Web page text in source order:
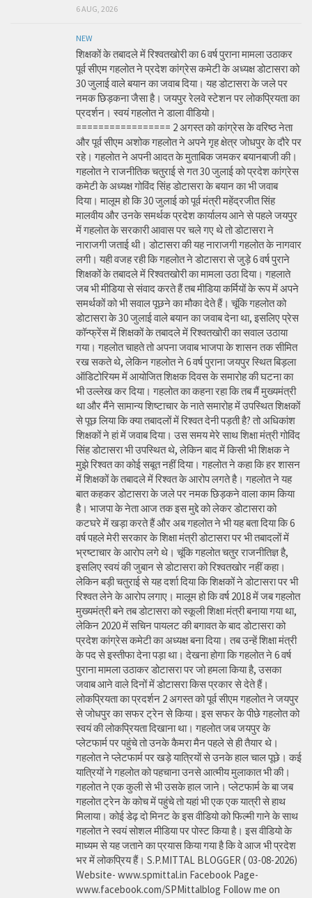
6 AUG, 2026
NEW
शिक्षकों के तबादले में रिश्वतखोरी का 6 वर्ष पुराना मामला उठाकर
पूर्व सीएम गहलोत ने प्रदेश कांग्रेस कमेटी के अध्यक्ष डोटासरा को
30 जुलाई वाले बयान का जवाब दिया। यह डोटासरा के जले पर
नमक छिड़कना जैसा है। जयपुर रेलवे स्टेशन पर लोकप्रियता का
प्रदर्शन। स्वयं गहलोत ने डाला वीडियो।
================= 2 अगस्त को कांग्रेस के वरिष्ठ नेता
और पूर्व सीएम अशोक गहलोत ने अपने गृह क्षेत्र जोधपुर के दौरे पर
रहे। गहलोत ने अपनी आदत के मुताबिक जमकर बयानबाजी की।
गहलोत ने राजनीतिक चतुराई से गत 30 जुलाई को प्रदेश कांग्रेस
कमेटी के अध्यक्ष गोविंद सिंह डोटासरा के बयान का भी जवाब
दिया। मालूम हो कि 30 जुलाई को पूर्व मंत्री महेंद्रजीत सिंह
मालवीय और उनके समर्थक प्रदेश कार्यालय आने से पहले जयपुर
में गहलोत के सरकारी आवास पर चले गए थे तो डोटासरा ने
नाराजगी जताई थी। डोटासरा की यह नाराजगी गहलोत के नागवार
लगी। यही वजह रही कि गहलोत ने डोटासरा से जुड़े 6 वर्ष पुराने
शिक्षकों के तबादले में रिश्वतखोरी का मामला उठा दिया। गहलाते
जब भी मीडिया से संवाद करते हैं तब मीडिया कर्मियों के रूप में अपने
समर्थकों को भी सवाल पूछने का मौका देते हैं। चूंकि गहलोत को
डोटासरा के 30 जुलाई वाले बयान का जवाब देना था, इसलिए प्रेस
कॉन्फ्रेंस में शिक्षकों के तबादले में रिश्वतखोरी का सवाल उठाया
गया। गहलोत चाहते तो अपना जवाब भाजपा के शासन तक सीमित
रख सकते थे, लेकिन गहलोत ने 6 वर्ष पुराना जयपुर स्थित बिड़ला
ऑडिटोरियम में आयोजित शिक्षक दिवस के समारोह की घटना का
भी उल्लेख कर दिया। गहलोत का कहना रहा कि तब मैं मुख्यमंत्री
था और मैंने सामान्य शिष्टाचार के नाते समारोह में उपस्थित शिक्षकों
से पूछ लिया कि क्या तबादलों में रिश्वत देनी पड़ती है? तो अधिकांश
शिक्षकों ने हां में जवाब दिया। उस समय मेरे साथ शिक्षा मंत्री गोविंद
सिंह डोटासरा भी उपस्थित थे, लेकिन बाद में किसी भी शिक्षक ने
मुझे रिश्वत का कोई सबूत नहीं दिया। गहलोत ने कहा कि हर शासन
में शिक्षकों के तबादले में रिश्वत के आरोप लगते है। गहलोत ने यह
बात कहकर डोटासरा के जले पर नमक छिड़कने वाला काम किया
है। भाजपा के नेता आज तक इस मुद्दे को लेकर डोटासरा को
कटघरे में खड़ा करते हैं और अब गहलोत ने भी यह बता दिया कि 6
वर्ष पहले मेरी सरकार के शिक्षा मंत्री डोटासरा पर भी तबादलों में
भ्रष्टाचार के आरोप लगे थे। चूंकि गहलोत चतुर राजनीतिज्ञ है,
इसलिए स्वयं की जुबान से डोटासरा को रिश्वतखोर नहीं कहा।
लेकिन बड़ी चतुराई से यह दर्शा दिया कि शिक्षकों ने डोटासरा पर भी
रिश्वत लेने के आरोप लगाए। मालूम हो कि वर्ष 2018 में जब गहलोत
मुख्यमंत्री बने तब डोटासरा को स्कूली शिक्षा मंत्री बनाया गया था,
लेकिन 2020 में सचिन पायलट की बगावत के बाद डोटासरा को
प्रदेश कांग्रेस कमेटी का अध्यक्ष बना दिया। तब उन्हें शिक्षा मंत्री
के पद से इस्तीफा देना पड़ा था। देखना होगा कि गहलोत ने 6 वर्ष
पुराना मामला उठाकर डोटासरा पर जो हमला किया है, उसका
जवाब आने वाले दिनों में डोटासरा किस प्रकार से देते हैं।
लोकप्रियता का प्रदर्शन 2 अगस्त को पूर्व सीएम गहलोत ने जयपुर
से जोधपुर का सफर ट्रेन से किया। इस सफर के पीछे गहलोत को
स्वयं की लोकप्रियता दिखाना था। गहलोत जब जयपुर के
प्लेटफार्म पर पहुंचे तो उनके कैमरा मैन पहले से ही तैयार थे।
गहलोत ने प्लेटफार्म पर खड़े यात्रियों से उनके हाल चाल पूछे। कई
यात्रियों ने गहलोत को पहचाना उनसे आत्मीय मुलाकात भी की।
गहलोत ने एक कुली से भी उसके हाल जाने। प्लेटफार्म के बा जब
गहलोत ट्रेन के कोच में पहुंचे तो यहां भी एक एक यात्री से हाथ
मिलाया। कोई डेढ़ दो मिनट के इस वीडियो को फिल्मी गाने के साथ
गहलोत ने स्वयं सोशल मीडिया पर पोस्ट किया है। इस वीडियो के
माध्यम से यह जताने का प्रयास किया गया है कि वे आज भी प्रदेश
भर में लोकप्रिय हैं। S.P.MITTAL BLOGGER ( 03-08-2026)
Website- www.spmittal.in Facebook Page-
www.facebook.com/SPMittalblog Follow me on